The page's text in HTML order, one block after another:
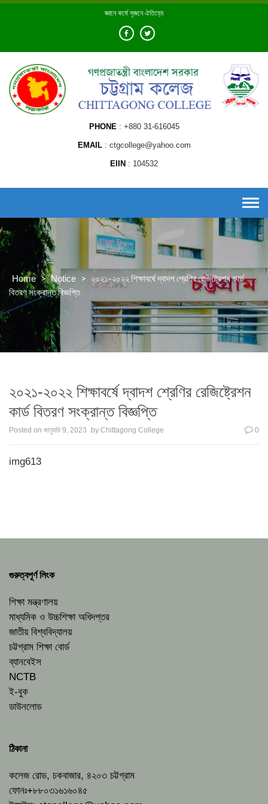
Skip
জ্ঞানে কর্মে সৃজনে ঐতিহ্যে
PHONE +880 31-616045
EMAIL ctgcollege@yahoo.com
EIIN 104532
Home > Notice > ২০২১-২০২২ শিক্ষাবর্ষে দ্বাদশ শ্রেণির রেজিষ্ট্রেশন কার্ড
বিতরণ সংক্রান্ত বিজ্ঞপ্তি
২০২১-২০২২ শিক্ষাবর্ষে দ্বাদশ শ্রেণির রেজিষ্ট্রেশন
কার্ড বিতরণ সংক্রান্ত বিজ্ঞপ্তি
Posted on জানুয়ারি 9, 2023 by Chittagong College 0
img613
গুরুত্বপূর্ণ লিংক
শিক্ষা মন্ত্রণালয়
মাধ্যমিক ও উচ্চশিক্ষা অধিদপ্তর
জাতীয় বিশ্ববিদ্যালয়
চট্টগ্রাম শিক্ষা বোর্ড
ব্যানবেইস
NCTB
ই-বুক
ডাউনলোড
ঠিকানা
কলেজ রোড, চকবাজার, ৪২০৩ চট্টগ্রাম
ফোনঃ+৮৮০৩১৬১৬০৪৫